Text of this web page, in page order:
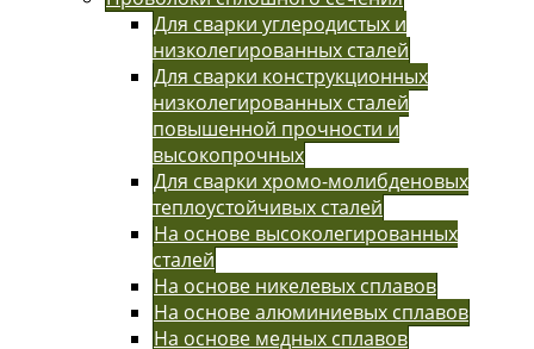
Для сварки углеродистых и
низколегированных сталей
Для сварки конструкционных
низколегированных сталей
повышенной прочности и
высокопрочных
Для сварки хромо-молибденовых
теплоустойчивых сталей
На основе высоколегированных
сталей
На основе никелевых сплавов
На основе алюминиевых сплавов
На основе медных сплавов